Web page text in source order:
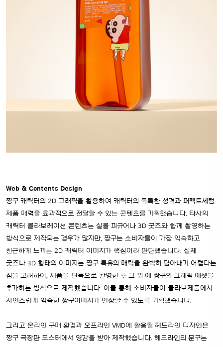
Web & Contents Design
짱구 캐릭터의 2D 그래픽을 활용하여 캐릭터의 독특한 성격과 퍼펙트세럼
제품 매력을 효과적으로 전달할 수 있는 콘텐츠를 기획했습니다. 타사의
캐릭터 콜라보레이션 콘텐츠는 실물 피규어나 3D 굿즈와 함께 촬영하는
방식으로 제작되는 경우가 많지만, 짱구는 소비자들이 가장 익숙하고
친근하게 느끼는 2D 캐릭터 이미지가 핵심이라 판단했습니다. 실제
굿즈나 3D 형태의 이미지는 짱구 특유의 매력을 완벽히 담아내기 어렵다는
점을 고려하여, 제품을 단독으로 촬영한 후 그 위 에 짱구의 그래픽 에셋을
추가하는 방식으로 제작했습니다. 이를 통해 소비자들이 콜라보제품에서
자연스럽게 익숙한 짱구이미지가 연상할 수 있도록 기획했습니다.
그리고 온라인 구매 환경과 오프라인 VMD에 활용될 헤드라인 디자인은
짱구 극장판 포스터에서 영감을 받아 제작했습니다. 헤드라인의 문구는